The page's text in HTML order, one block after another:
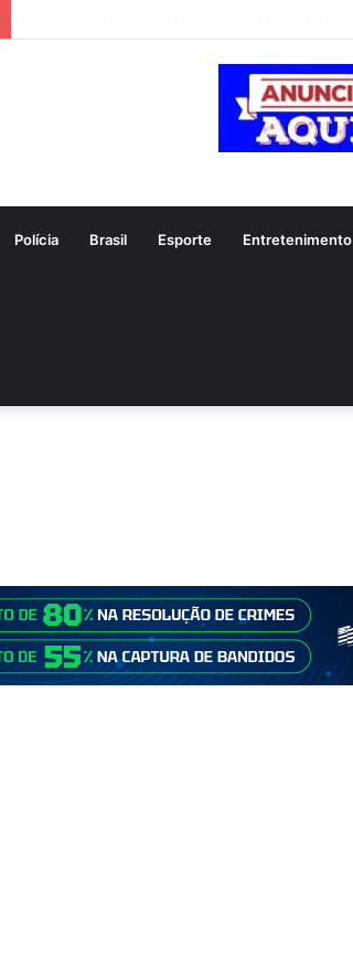
Polícia Brasil Esporte Entretenimento